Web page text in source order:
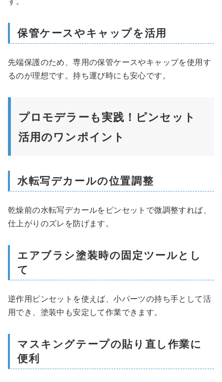
保管ケースやキャップを活用
先端保護のため、専用の保管ケースやキャップを使用す
るのが理想です。持ち運び時にも安心です。
プロモデラーも実践！ピンセット
活用のワンポイント
水転写デカールの位置調整
乾燥前の水転写デカールをピンセットで微調整すれば、
仕上がりのズレを防げます。
エアブラシ塗装時の固定ツールとし
て
逆作用ピンセットを使えば、小パーツの持ち手として活
用でき、塗装中も安定して作業できます。
マスキングテープの貼り直し作業に
便利